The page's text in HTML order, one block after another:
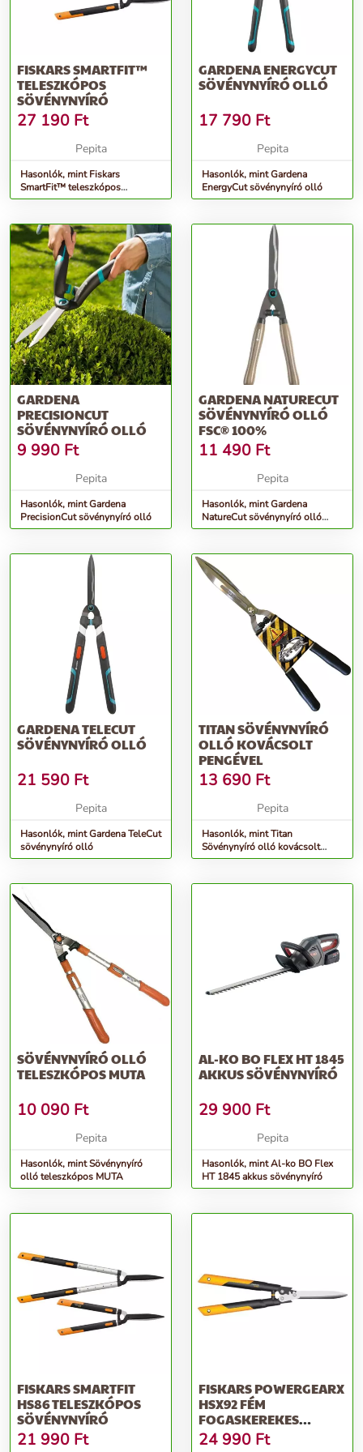
FISKARS SMARTFIT™
TELESZKÓPOS
SÖVÉNYNYÍRÓ
27 190 Ft
Pepita
Hasonlók, mint Fiskars
SmartFit™ teleszkópos
Sövénynyíró
GARDENA ENERGYCUT
SÖVÉNYNYÍRÓ OLLÓ
17 790 Ft
Pepita
Hasonlók, mint Gardena
EnergyCut sövénynyíró olló
GARDENA
PRECISIONCUT
SÖVÉNYNYÍRÓ OLLÓ
9 990 Ft
Pepita
Hasonlók, mint Gardena
PrecisionCut sövénynyíró olló
GARDENA NATURECUT
SÖVÉNYNYÍRÓ OLLÓ
FSC® 100%
11 490 Ft
Pepita
Hasonlók, mint Gardena
NatureCut sövénynyíró olló
FSC® 100%
GARDENA TELECUT
SÖVÉNYNYÍRÓ OLLÓ
21 590 Ft
Pepita
Hasonlók, mint Gardena TeleCut
sövénynyíró olló
TITAN SÖVÉNYNYÍRÓ
OLLÓ KOVÁCSOLT
PENGÉVEL
13 690 Ft
Pepita
Hasonlók, mint Titan
Sövénynyíró olló kovácsolt
pengével
SÖVÉNYNYÍRÓ OLLÓ
TELESZKÓPOS MUTA
10 090 Ft
Pepita
Hasonlók, mint Sövénynyíró
olló teleszkópos MUTA
AL-KO BO FLEX HT 1845
AKKUS SÖVÉNYNYÍRÓ
29 900 Ft
Pepita
Hasonlók, mint Al-ko BO Flex
HT 1845 akkus sövénynyíró
FISKARS SMARTFIT
HS86 TELESZKÓPOS
SÖVÉNYNYÍRÓ
21 990 Ft
FISKARS POWERGEARX
HSX92 FÉM
FOGASKEREKES
SÖVÉNYNYÍRÓ
24 990 Ft